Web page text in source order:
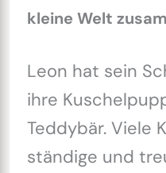
kleine Welt
Leon hat sein
ihre
Teddybär. Viele
ständige und